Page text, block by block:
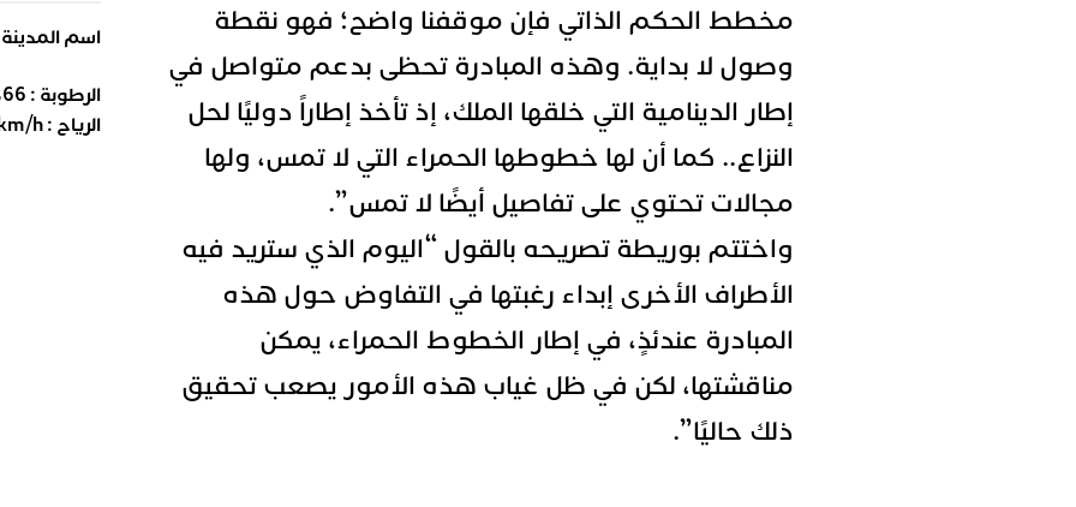
مخطط الحكم الذاتي فإن موقفنا واضح؛ فهو نقطة
وصول لا بداية. وهذه المبادرة تحظى بدعم متواصل في
إطار الدينامية التي خلقها الملك، إذ تأخذ إطاراً دوليًا لحل
النزاع.. كما أن لها خطوطها الحمراء التي لا تمس، ولها
مجالات تحتوي على تفاصيل أيضًا لا تمس”.
واختتم بوريطة تصريحه بالقول “اليوم الذي ستريد فيه
الأطراف الأخرى إبداء رغبتها في التفاوض حول هذه
المبادرة عندئذٍ، في إطار الخطوط الحمراء، يمكن
مناقشتها، لكن في ظل غياب هذه الأمور يصعب تحقيق
ذلك حاليًا”.
اسم المدينة
الرطوبة : 66
الرياح :h